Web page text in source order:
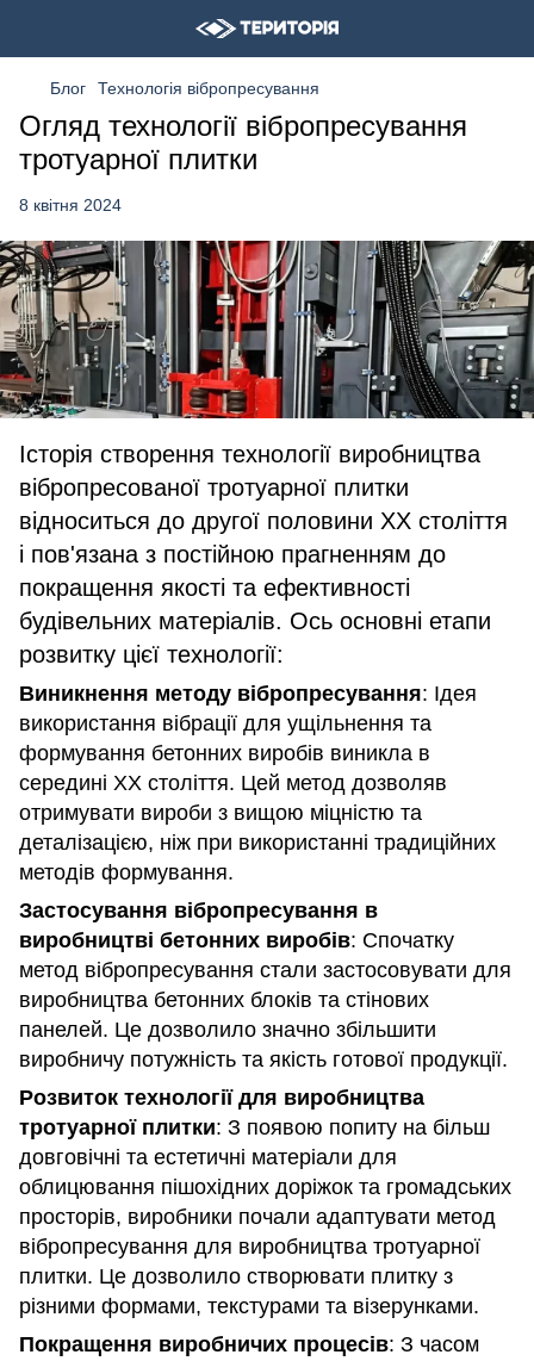
Блог Технологія вібропресування
Огляд технології вібропресування
тротуарної плитки
8 квітня 2024
Історія створення технології виробництва
вібропресованої тротуарної плитки
відноситься до другої половини XX століття
і пов'язана з постійною прагненням до
покращення якості та ефективності
будівельних матеріалів. Ось основні етапи
розвитку цієї технології:
Виникнення методу вібропресування: Ідея
використання вібрації для ущільнення та
формування бетонних виробів виникла в
середині XX століття. Цей метод дозволяв
отримувати вироби з вищою міцністю та
деталізацією, ніж при використанні традиційних
методів формування.
Застосування вібропресування в
виробництві бетонних виробів: Спочатку
метод вібропресування стали застосовувати для
виробництва бетонних блоків та стінових
панелей. Це дозволило значно збільшити
виробничу потужність та якість готової продукції.
Розвиток технології для виробництва
тротуарної плитки: З появою попиту на більш
довговічні та естетичні матеріали для
облицювання пішохідних доріжок та громадських
просторів, виробники почали адаптувати метод
вібропресування для виробництва тротуарної
плитки. Це дозволило створювати плитку з
різними формами, текстурами та візерунками.
Покращення виробничих процесів: З часом